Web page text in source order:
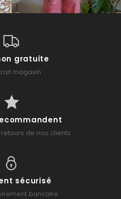
gratuite
magasin
de nos clients
sécurisé
bancaire